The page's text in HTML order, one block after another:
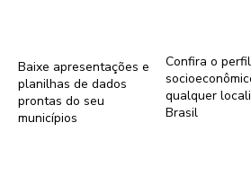
Baixe apresentações e
planilhas de dados
prontas do seu
municípios
Confira o perfil
qualquer
Brasil